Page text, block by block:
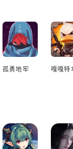
孤勇地牢 嘎嘎特